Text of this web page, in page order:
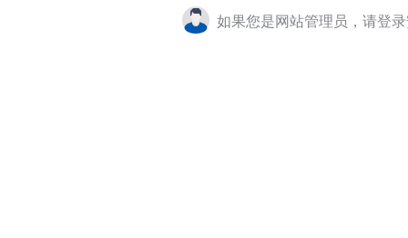
如果您是网站管理员，请登